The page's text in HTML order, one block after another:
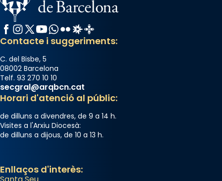
Facebook
Instagram
X / Twitter
YouTube
WhatsApp
FlickrRadio Estel
Catalunya Cristiana
Contacte i suggeriments:
C. del Bisbe, 5
08002 Barcelona
Telf. 93 270 10 10
secgral@arqbcn.cat
Horari d'atenció al públic:
de dilluns a divendres, de 9 a 14 h.
Visites a l'Arxiu Diocesà:
de dilluns a dijous, de 10 a 13 h.
Enllaços d'interès: